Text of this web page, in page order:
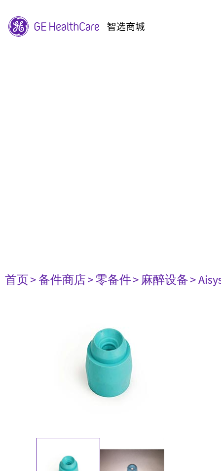
首页> 备件商店> 零备件> 麻醉设备>